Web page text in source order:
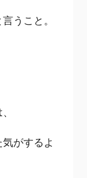
うこと。
がするよ